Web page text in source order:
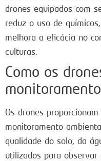
drones equipados com
reduz o uso de
melhora a eficácia no
culturas.
Como os
Os drones
monitoramento
qualidade do solo, da
utilizados para